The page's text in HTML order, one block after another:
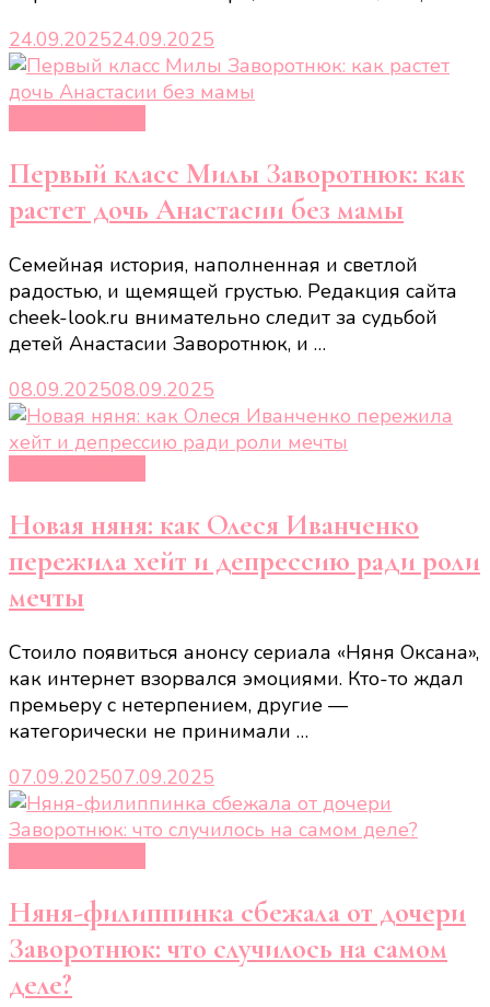
24.09.202524.09.2025
Первый класс Милы Заворотнюк: как
растет дочь Анастасии без мамы
Семейная история, наполненная и светлой
радостью, и щемящей грустью. Редакция сайта
cheek-look.ru внимательно следит за судьбой
детей Анастасии Заворотнюк, и …
08.09.202508.09.2025
Новая няня: как Олеся Иванченко
пережила хейт и депрессию ради роли
мечты
Стоило появиться анонсу сериала «Няня Оксана»,
как интернет взорвался эмоциями. Кто-то ждал
премьеру с нетерпением, другие —
категорически не принимали …
07.09.202507.09.2025
Няня-филиппинка сбежала от дочери
Заворотнюк: что случилось на самом
деле?